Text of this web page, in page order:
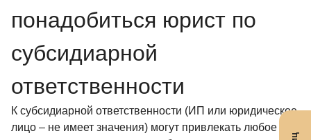
понадобиться юрист по
субсидиарной
ответственности
К субсидиарной ответственности (ИП или юридическое
лицо – не имеет значения) могут привлекать любое